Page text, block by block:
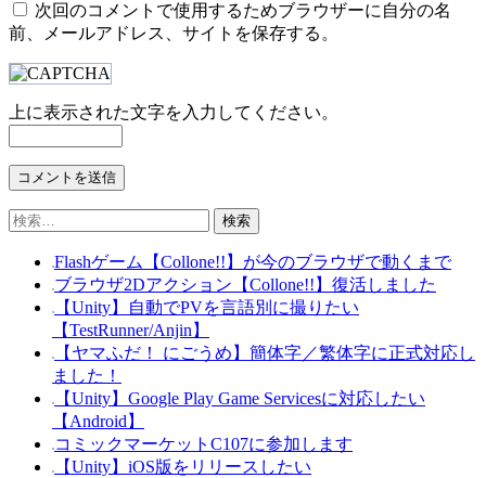
次回のコメントで使用するためブラウザーに自分の名
前、メールアドレス、サイトを保存する。
上に表示された文字を入力してください。
検
Flashゲーム【Collone!!】が今のブラウザで動くまで
ブラウザ2Dアクション【Collone!!】復活しました
【Unity】自動でPVを言語別に撮りたい
【TestRunner/Anjin】
【ヤマふだ！ にごうめ】簡体字／繁体字に正式対応し
ました！
【Unity】Google Play Game Servicesに対応したい
【Android】
コミックマーケットC107に参加します
【Unity】iOS版をリリースしたい